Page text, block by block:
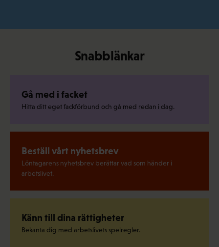
Snabblänkar
Gå med i facket
Hitta ditt eget fackförbund och gå med redan i dag.
Beställ vårt nyhetsbrev
Löntagarens nyhetsbrev berättar vad som händer i
arbetslivet.
Känn till dina rättigheter
Bekanta dig med arbetslivets spelregler.